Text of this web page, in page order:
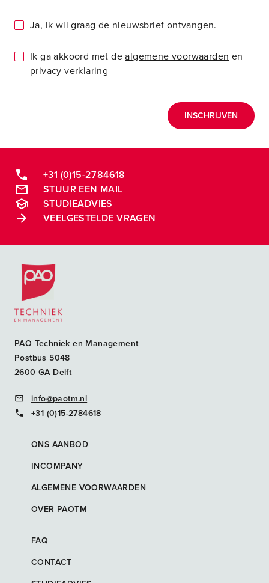
Ja, ik wil graag de nieuwsbrief ontvangen.
Ik ga akkoord met dealgemene voorwaarden en
privacy verklaring
INSCHRIJVEN
+31 (0)15-2784618
STUUR EEN MAIL
STUDIEADVIES
VEELGESTELDE VRAGEN
Postacademische cursussen, leergangen en opleidingen
PAO Techniek en Management
Postbus 5048
2600 GA Delft
info@paotm.nl
+31 (0)15-2784618
ONS AANBOD
INCOMPANY
ALGEMENE VOORWAARDEN
OVER PAOTM
FAQ
CONTACT